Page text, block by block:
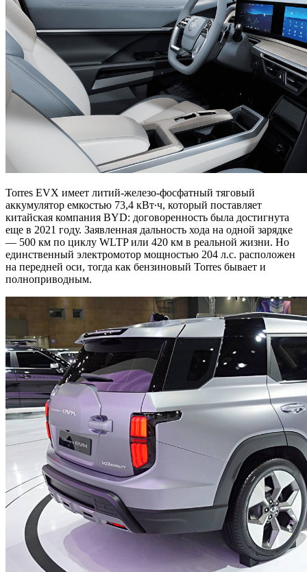
Torres EVX имеет литий-железо-фосфатный тяговый
аккумулятор емкостью 73,4 кВт∙ч, который поставляет
китайская компания BYD: договоренность была достигнута
еще в 2021 году. Заявленная дальность хода на одной зарядке
— 500 км по циклу WLTP или 420 км в реальной жизни. Но
единственный электромотор мощностью 204 л.с. расположен
на передней оси, тогда как бензиновый Torres бывает и
полноприводным.